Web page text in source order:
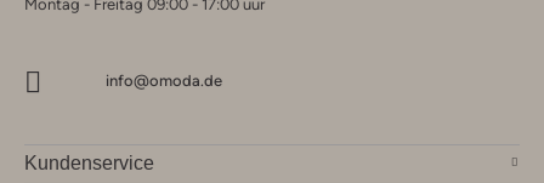
Montag - Freitag 09:00 - 17:00 uur
info@omoda.de
Kundenservice